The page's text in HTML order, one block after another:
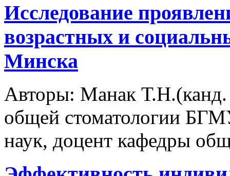
Исследование
возрастных и
Минска
Авторы: Манак Т.Н.(канд.
общей стоматологии
наук, доцент кафедры